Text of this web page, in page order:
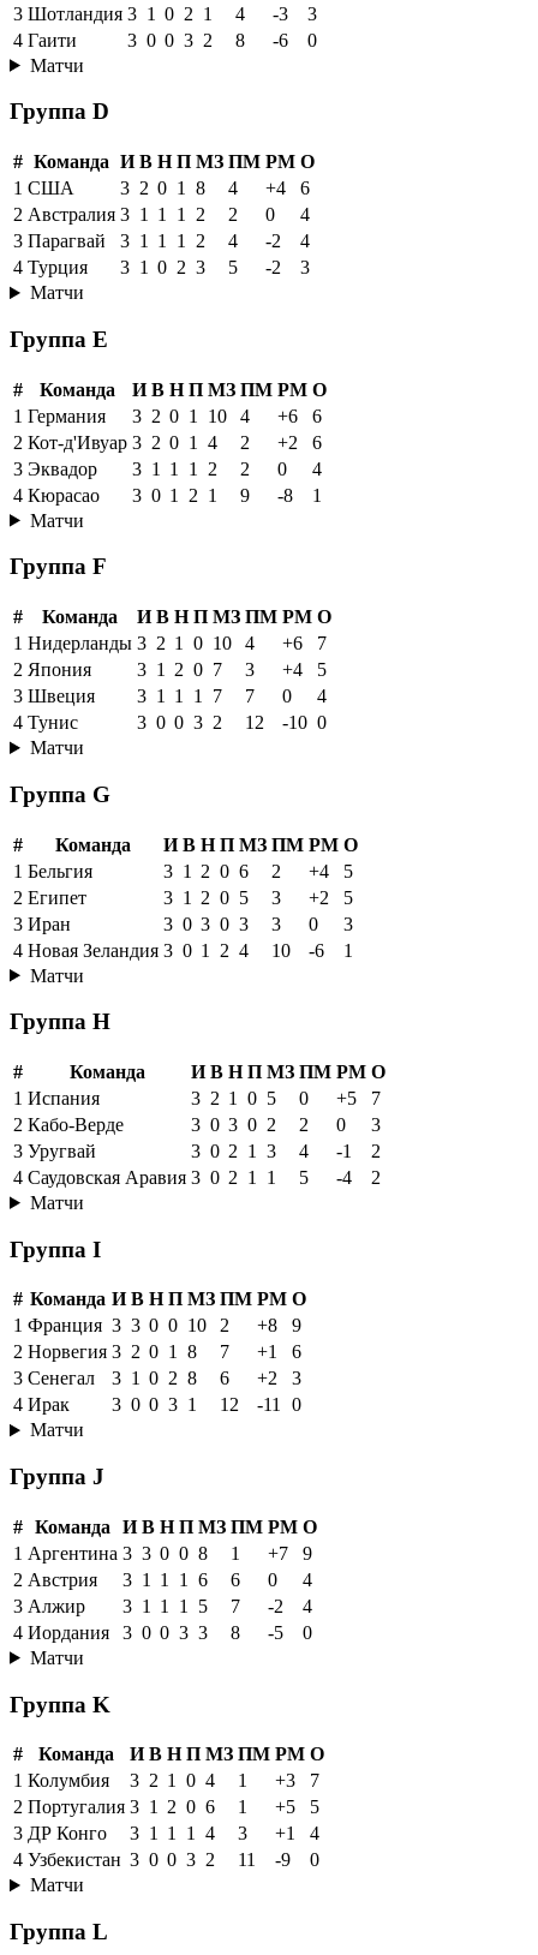
3 Шотландия 3 1 0 2 1 4 -3
3
4 Гаити 3 0 0 3 2 8 -6
0
Матчи
Группа D
# Команда И В Н П МЗ ПМ РМ О
1 США 3 2 0 1 8 4 +4
6
2 Австралия 3 1 1 1 2 2 0
4
3 Парагвай 3 1 1 1 2 4 -2
4
4 Турция 3 1 0 2 3 5 -2
3
Матчи
Группа E
# Команда И В Н П МЗ ПМ РМ О
1 Германия 3 2 0 1 10 4 +6
6
2 Кот-д'Ивуар 3 2 0 1 4 2 +2
6
3 Эквадор 3 1 1 1 2 2 0
4
4 Кюрасао 3 0 1 2 1 9 -8
1
Матчи
Группа F
# Команда И В Н П МЗ ПМ РМ О
1 Нидерланды 3 2 1 0 10 4 +6
7
2 Япония 3 1 2 0 7 3 +4
5
3 Швеция 3 1 1 1 7 7 0
4
4 Тунис 3 0 0 3 2 12 -10 0
Матчи
Группа G
# Команда И В Н П МЗ ПМ РМ О
1 Бельгия 3 1 2 0 6 2 +4
5
2 Египет 3 1 2 0 5 3 +2
5
3 Иран 3 0 3 0 3 3 0
3
4 Новая Зеландия 3 0 1 2 4 10 -6
1
Матчи
Группа H
# Команда И В Н П МЗ ПМ РМ О
1 Испания 3 2 1 0 5 0 +5
7
2 Кабо-Верде 3 0 3 0 2 2 0
3
3 Уругвай 3 0 2 1 3 4 -1
2
4 Саудовская Аравия 3 0 2 1 1 5 -4
2
Матчи
Группа I
# Команда И В Н П МЗ ПМ РМ О
1 Франция 3 3 0 0 10 2 +8
9
2 Норвегия 3 2 0 1 8 7 +1
6
3 Сенегал 3 1 0 2 8 6 +2
3
4 Ирак 3 0 0 3 1 12 -11
0
Матчи
Группа J
# Команда И В Н П МЗ ПМ РМ О
1 Аргентина 3 3 0 0 8 1 +7
9
2 Австрия 3 1 1 1 6 6 0
4
3 Алжир 3 1 1 1 5 7 -2
4
4 Иордания 3 0 0 3 3 8 -5
0
Матчи
Группа K
# Команда И В Н П МЗ ПМ РМ О
1 Колумбия 3 2 1 0 4 1 +3
7
2 Португалия 3 1 2 0 6 1 +5
5
3 ДР Конго 3 1 1 1 4 3 +1
4
4 Узбекистан 3 0 0 3 2 11 -9
0
Матчи
Группа L